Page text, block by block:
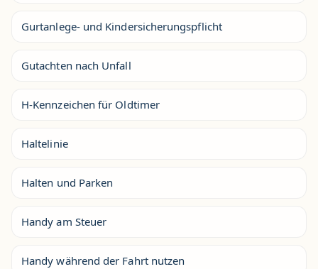
Gurtanlege- und Kindersicherungspflicht
Gutachten nach Unfall
H-Kennzeichen für Oldtimer
Haltelinie
Halten und Parken
Handy am Steuer
Handy während der Fahrt nutzen